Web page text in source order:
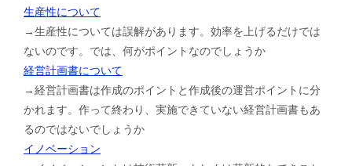
生産性について
→生産性については誤解があります。効率を上げるだけでは
ないのです。では、何がポイントなのでしょうか
経営計画書について
→経営計画書は作成のポイントと作成後の運営ポイントに分
かれます。作って終わり、実施できていない経営計画書もあ
るのではないでしょうか
イノベーション